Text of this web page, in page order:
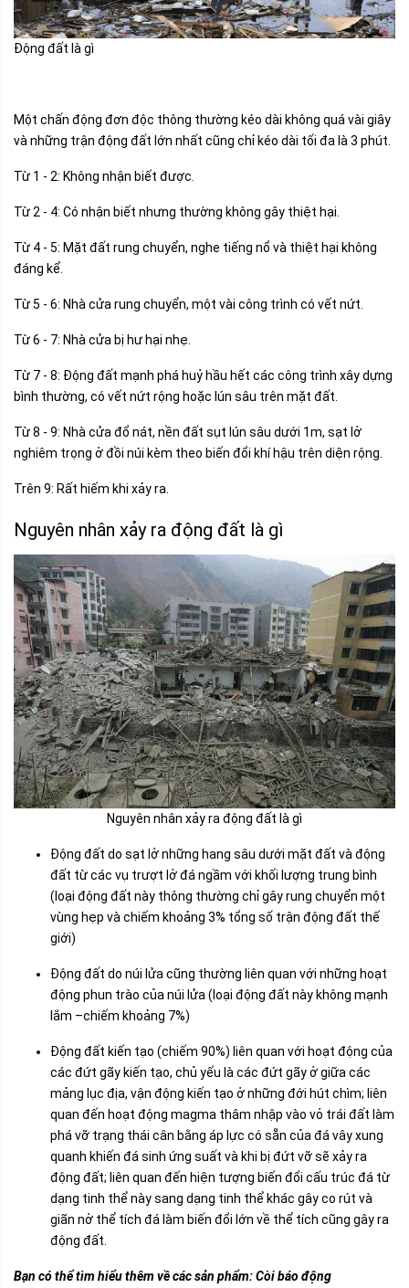
Động đất là gì
Một chấn động đơn độc thông thường kéo dài không quá vài giây
và những trận động đất lớn nhất cũng chỉ kéo dài tối đa là 3 phút.
Từ 1 - 2: Không nhận biết được.
Từ 2 - 4: Có nhận biết nhưng thường không gây thiệt hại.
Từ 4 - 5: Mặt đất rung chuyển, nghe tiếng nổ và thiệt hại không
đáng kể.
Từ 5 - 6: Nhà cửa rung chuyển, một vài công trình có vết nứt.
Từ 6 - 7: Nhà cửa bị hư hại nhẹ.
Từ 7 - 8: Động đất mạnh phá huỷ hầu hết các công trình xây dựng
bình thường, có vết nứt rộng hoặc lún sâu trên mặt đất.
Từ 8 - 9: Nhà cửa đổ nát, nền đất sụt lún sâu dưới 1m, sạt lở
nghiêm trọng ở đồi núi kèm theo biến đổi khí hậu trên diện rộng.
Trên 9: Rất hiếm khi xảy ra.
Nguyên nhân xảy ra động đất là gì
Nguyên nhân xảy ra động đất là gì
Động đất do sạt lở những hang sâu dưới mặt đất và động
đất từ các vụ trượt lở đá ngầm với khối lượng trung bình
(loại động đất này thông thường chỉ gây rung chuyển một
vùng hẹp và chiếm khoảng 3% tổng số trận động đất thế
giới)
Động đất do núi lửa cũng thường liên quan với những hoạt
động phun trào của núi lửa (loại động đất này không mạnh
lắm –chiếm khoảng 7%)
Động đất kiến tạo (chiếm 90%) liên quan với hoạt động của
các đứt gãy kiến tạo, chủ yếu là các đứt gãy ở giữa các
mảng lục địa, vận động kiến tạo ở những đới hút chìm; liên
quan đến hoạt động magma thâm nhập vào vỏ trái đất làm
phá vỡ trạng thái cân bằng áp lực có sẵn của đá vây xung
quanh khiến đá sinh ứng suất và khi bị đứt vỡ sẽ xảy ra
động đất; liên quan đến hiện tượng biến đổi cấu trúc đá từ
dạng tinh thể này sang dạng tinh thể khác gây co rút và
giãn nở thể tích đá làm biến đổi lớn về thể tích cũng gây ra
động đất.
Bạn có thể tìm hiểu thêm về các sản phẩm:Còi báo động